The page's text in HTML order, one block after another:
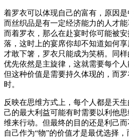
着罗衣可以体现自己的富有，原因是
而丝织品是有一定经济能力的人才
而着罗衣，那么在赴宴时你可能被
落，这时上的宴席你却不知道如何
才敢下箸，罗衣只能成为笑柄。同
优先依然是主旋律，这就需要每个人
但这种价值是需要持久体现的，而
时。
反映在思维方式上，每个人都是天
己的最大利益可能有时需要以利他
维来行动。但最终的目的还是利己
自己作为“物”的价值才是最优选择